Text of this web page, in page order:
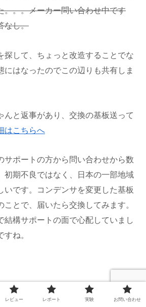
。。。メーカー問い合わせ中です
なし。
探して、ちょっと改造することでな
にはなったのでこの辺りも共有しま
んと返事があり、交換の基板送って
はこちらへ
サポートの方から問い合わせから数
初期不良ではなく、日本の一部地域
いです。コンデンサを変更した基板
ことで、届いたら交換してみます。
結構サポートの面で心配していまし
ね。
ました。ご興味あれば、ぜひ
こちら
レビュー レポート 実験 お問い合わせ